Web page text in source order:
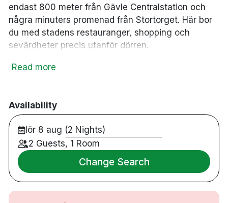
endast 800 meter från Gävle Centralstation och
några minuters promenad från Stortorget. Här bor
du med stadens restauranger, shopping och
sevärdheter precis utanför dörren.
Hotellet passar både affärsresenärer och
och Gävle Konserthus. För barnfamiljer ligger
Furuvik cirka 20 minuters bilresa från hotellet.
Under vintermånaderna är den välkända
Gävlebocken dessutom inom bekvämt
promenadavstånd.
Några minuters promenad till Stortorget
Read more
Availability
lör 8 aug (2 Nights)
2 Guests, 1 Room
Change Search